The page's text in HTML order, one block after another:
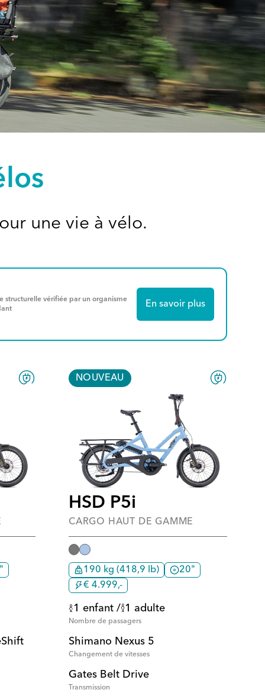
une vie à vélo.
structurelle vérifiée par un organisme
En savoir plus
NOUVEAU
HSD P5i
CARGO HAUT DE GAMME
190 kg (418,9 lb)
20"
€ 4.999,-
1 enfant / 1 adulte
Nombre de passagers
Shimano Nexus 5
Changement de vitesses
Gates Belt Drive
Transmission